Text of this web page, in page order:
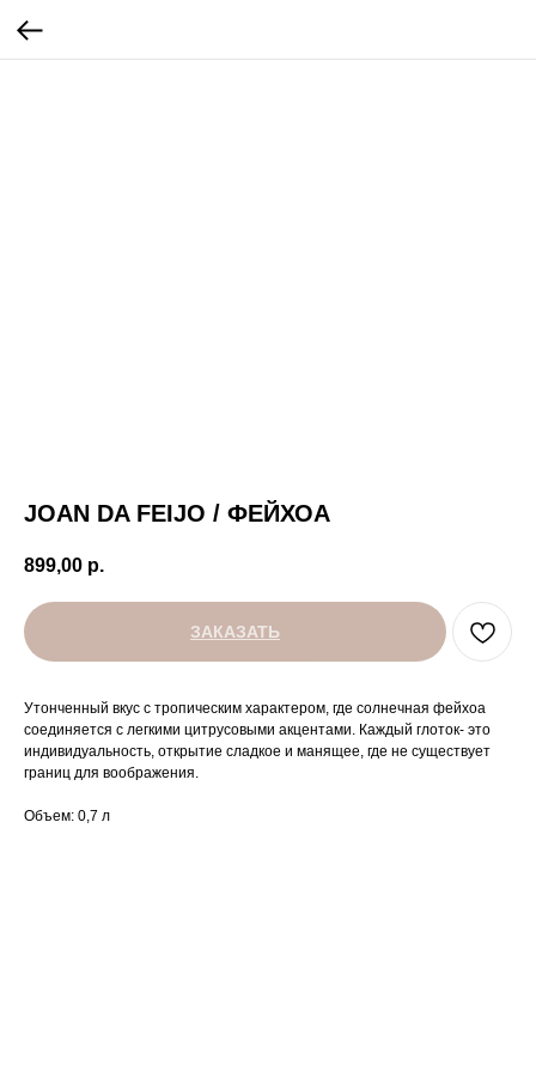
JOAN DA FEIJO / ФЕЙХОА
899,00 р.
ЗАКАЗАТЬ
Утонченный вкус с тропическим характером, где солнечная фейхоа
соединяется с легкими цитрусовыми акцентами. Каждый глоток- это
индивидуальность, открытие сладкое и манящее, где не существует
границ для воображения.
Объем: 0,7 л